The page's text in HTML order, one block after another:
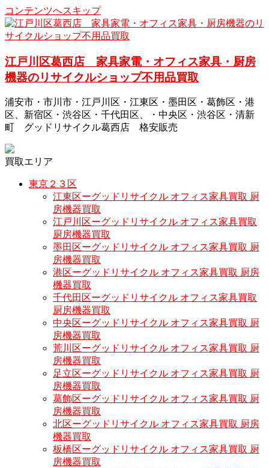
コンテンツへスキップ
江戸川区葛西店 家具家電・オフィス家具・厨房
機器のリサイクルショップ不用品買取
浦安市・市川市・江戸川区・江東区・墨田区・葛飾区・港
区、新宿区・渋谷区・千代田区、・中央区・渋谷区・清新
町 グッドリサイクル葛西店 格安販売
買取エリア
東京２３区
江東区ーグッドリサイクル オフィス家具買取 厨
房機器買取
江戸川区ーグッドリサイクル オフィス家具買取
厨房機器買取
墨田区ーグッドリサイクル オフィス家具買取 厨
房機器買取
港区ーグッドリサイクル オフィス家具買取 厨房
機器買取
千代田区ーグッドリサイクル オフィス家具買取
厨房機器買取
中央区ーグッドリサイクル オフィス家具買取 厨
房機器買取
荒川区ーグッドリサイクル オフィス家具買取 厨
房機器買取
足立区ーグッドリサイクル オフィス家具買取 厨
房機器買取
葛飾区ーグッドリサイクル オフィス家具買取 厨
房機器買取
北区ーグッドリサイクル オフィス家具買取 厨房
機器買取
板橋区ーグッドリサイクル オフィス家具買取 厨
房機器買取